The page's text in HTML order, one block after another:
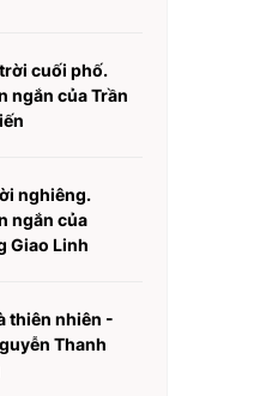
cuối phố.
ngắn của Trần
nghiêng.
ngắn của
Giao Linh
thiên nhiên -
Thanh